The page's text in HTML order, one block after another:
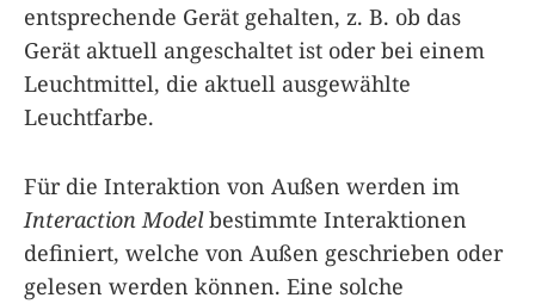
entsprechende Gerät gehalten, z. B. ob das
Gerät aktuell angeschaltet ist oder bei einem
Leuchtmittel, die aktuell ausgewählte
Leuchtfarbe.
Für die Interaktion von Außen werden im
Interaction Modelbestimmte Interaktionen
definiert, welche von Außen geschrieben oder
gelesen werden können. Eine solche